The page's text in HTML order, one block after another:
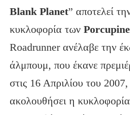
BlankPlanet” αποτελεί
κυκλοφορία των Porcupine
Roadrunner ανέλαβε την
άλμπουμ, που έκανε
στις 16 Απριλίου του
ακολουθήσει η